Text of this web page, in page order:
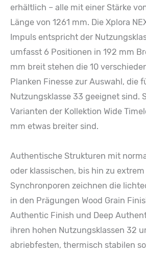
erhältlich – alle mit einer Stärke
Länge von 1261 mm. Die Xplora
Impuls entspricht der
umfasst 6 Positionen in 192 mm
mm breit stehen die 10
Planken Finesse zur Auswahl, die
Nutzungsklasse 33 geeignet sind.
Varianten der Kollektion Wide
mm etwas breiter sind.
Authentische Strukturen mit
oder klassischen, bis hin zu
Synchronporen zeichnen die
in den Prägungen Wood Grain
Authentic Finish und Deep
ihren hohen Nutzungsklassen 32
abriebfesten, thermisch stabilen